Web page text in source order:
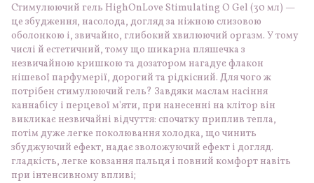
Стимулюючий гель HighOnLove Stimulating O Gel (30 мл) —
це збудження, насолода, догляд за ніжною слизовою
оболонкою і, звичайно, глибокий хвилюючий оргазм. У тому
числі й естетичний, тому що шикарна пляшечка з
незвичайною кришкою та дозатором нагадує флакон
нішевої парфумерії, дорогий та рідкісний. Для чого ж
потрібен стимулюючий гель? Завдяки маслам насіння
каннабісу і перцевої м'яти, при нанесенні на клітор він
викликає незвичайні відчуття: спочатку приплив тепла,
потім дуже легке поколювання холодка, що чинить
збуджуючий ефект, надає зволожуючий ефект і догляд.
гладкість, легке ковзання пальця і повний комфорт навіть
при інтенсивному впливі;